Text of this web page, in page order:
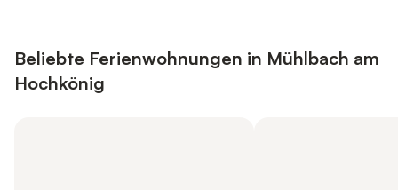
Beliebte Ferienwohnungen in Mühlbach am
Hochkönig